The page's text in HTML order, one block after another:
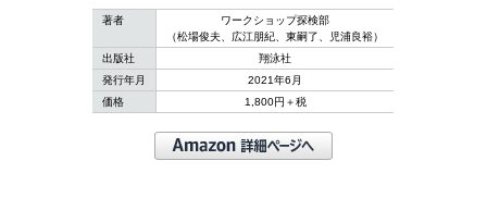
著者
ワークショップ探検部
（松場俊夫、広江朋紀、東嗣了、児浦良裕）
出版社
翔泳社
発行年月
2021年6月
価格
1,800円＋税